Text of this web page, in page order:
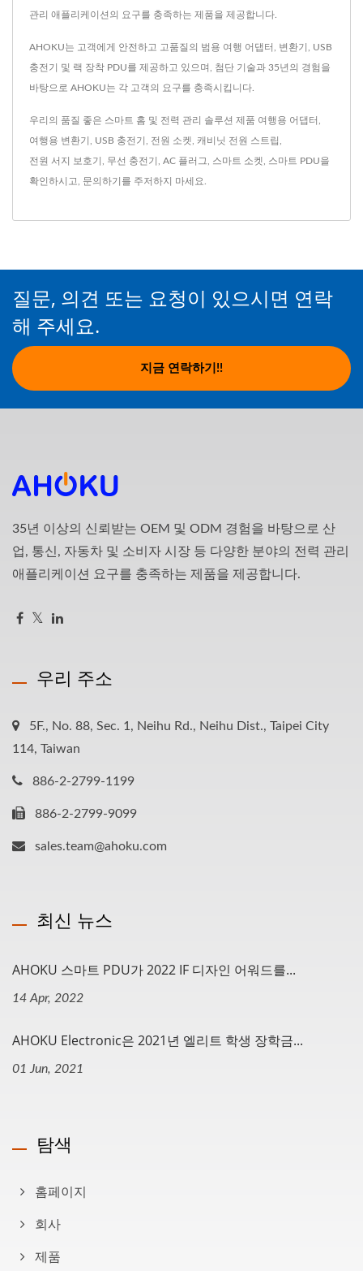
관리 애플리케이션의 요구를 충족하는 제품을 제공합니다.
AHOKU는 고객에게 안전하고 고품질의 범용 여행 어댑터, 변환기, USB
충전기 및 랙 장착 PDU를 제공하고 있으며, 첨단 기술과 35년의 경험을
바탕으로 AHOKU는 각 고객의 요구를 충족시킵니다.
우리의 품질 좋은 스마트 홈 및 전력 관리 솔루션 제품 여행용 어댑터
여행용 변환기 USB 충전기 전원 소켓 캐비닛 전원 스트립
전원 서지 보호기 무선 충전기 AC 플러그 스마트 소켓 스마트 PDU을
확인하시고, 문의하기 를 주저하지 마세요.
질문, 의견 또는 요청이 있으시면 연락
해 주세요.
지금 연락하기!!
35년 이상의 신뢰받는 OEM 및 ODM 경험을 바탕으로 산
업, 통신, 자동차 및 소비자 시장 등 다양한 분야의 전력 관리
애플리케이션 요구를 충족하는 제품을 제공합니다.
우리 주소
5F., No. 88, Sec. 1, Neihu Rd., Neihu Dist., Taipei City
114, Taiwan
886-2-2799-1199
886-2-2799-9099
sales.team@ahoku.com
최신 뉴스
AHOKU 스마트 PDU가 2022 IF 디자인 어워드를...
14 Apr, 2022
AHOKU Electronic은 2021년 엘리트 학생 장학금...
01 Jun, 2021
탐색
홈페이지
회사
제품